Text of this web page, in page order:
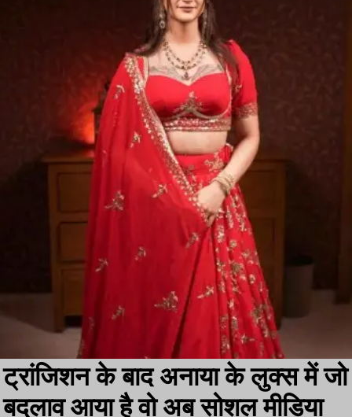
ट्रांजिशन के बाद अनाया के लुक्स में जो
बदलाव आया है वो अब सोशल मीडिया